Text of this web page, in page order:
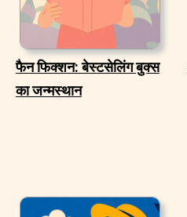
फैन फिक्शन: बेस्टसेलिंग बुक्स
का जन्मस्थान